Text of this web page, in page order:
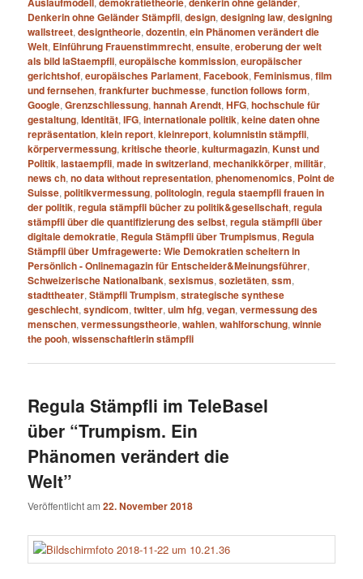
Denkerin ohne Geländer Stämpfli,design,designing law,designing
wallstreet,designtheorie,dozentin,ein Phänomen verändert die
Welt, Einführung Frauenstimmrecht,ensuite,eroberung der welt
als bild laStaempfli,europäische kommission,europäischer
gerichtshof,europäisches Parlament,Facebook,Feminismus,film
und fernsehen,frankfurter buchmesse,function follows form,
Google,Grenzschliessung,hannah Arendt,HFG,hochschule für
gestaltung,Identität,IFG,internationale politik,keine daten ohne
repräsentation,klein report,kleinreport,kolumnistin stämpfli,
körpervermessung,kritische theorie,kulturmagazin,Kunst und
Politik,lastaempfli,made in switzerland,mechanikkörper,militär,
news ch,no data without representation,phenomenomics, Point de
Suisse,politikvermessung,politologin,regula staempfli frauen in
der politik,regula stämpfli bücher zu politik&gesellschaft,regula
stämpfli über die quantifizierung des selbst,regula stämpfli über
digitale demokratie, Regula Stämpfli über Trumpismus, Regula
Stämpfli über Umfragewerte: Wie Demokratien scheitern in
Persönlich - Onlinemagazin für Entscheider&Meinungsführer,
Schweizerische Nationalbank,sexismus,sozietäten,ssm,
stadttheater,Stämpfli Trumpism,strategische synthese
geschlecht,syndicom,twitter,ulm hfg,vegan,vermessung des
menschen,vermessungstheorie,wahlen,wahlforschung,winnie
the pooh,wissenschaftlerin stämpfli
Regula Stämpfli im TeleBasel
über “Trumpism. Ein
Phänomen verändert die
Welt”
Veröffentlicht am22. November 2018